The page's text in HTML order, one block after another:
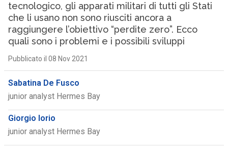
tecnologico, gli apparati militari di tutti gli Stati
che li usano non sono riusciti ancora a
raggiungere l’obiettivo “perdite zero”. Ecco
quali sono i problemi e i possibili sviluppi
Pubblicato il 08 Nov 2021
Sabatina De Fusco
junior analyst Hermes Bay
Giorgio Iorio
junior analyst Hermes Bay